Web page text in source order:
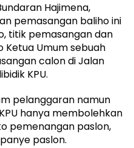
Hajimena,
pemasangan baliho ini
titik pemasangan dan
Ketua Umum sebuah
calon di Jalan
KPU.
pelanggaran namun
hanya membolehkan
pemenangan paslon,
paslon.